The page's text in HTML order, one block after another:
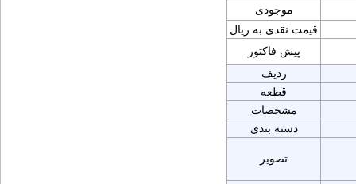
موجودی
قیمت نقدی به ریال
پیش فاکتور
ردیف
قطعه
مشخصات
دسته بندی
تصویر